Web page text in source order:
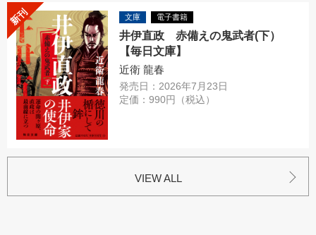
新刊 文庫 電子書籍
井伊直政 赤備えの鬼武者(下）
【毎日文庫】
近衛 龍春
発売日：2026年7月23日
定価：990円（税込）
VIEW ALL